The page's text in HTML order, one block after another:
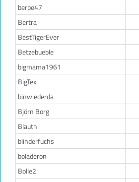
berpe47
Bertra
BestTigerEver
Betzebueble
bigmama1961
BigTex
binwiederda
Björn Borg
Blauth
blinderfuchs
boladeron
Bolle2